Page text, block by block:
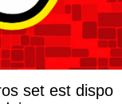
set est dispo